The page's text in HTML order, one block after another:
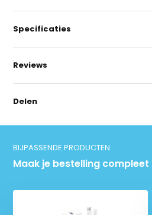
Specificaties
Reviews
Delen
BIJPASSENDE PRODUCTEN
Maak je bestelling compleet